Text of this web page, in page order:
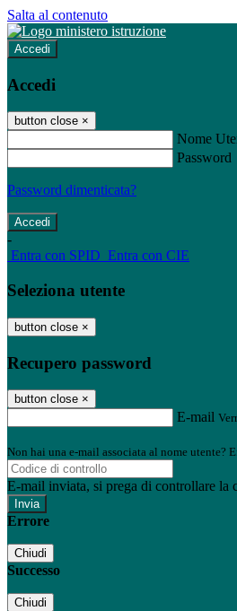
Salta al contenuto
Accedi
Accedi
button close ×
Nome
Password
Password dimenticata?
-
Entra con SPID Entra con CIE
Seleziona utente
button close ×
Recupero password
button close ×
E-mail
Non hai una e-mail associata al nome utente?
E-mail inviata, si prega di controllare la
Errore
Chiudi
Successo
Chiudi